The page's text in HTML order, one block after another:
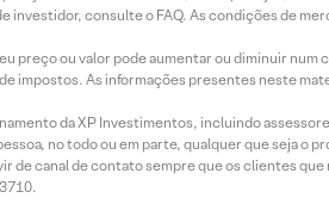
consulte o FAQ. As condições de
preço ou valor pode aumentar ou diminuir
impostos. As informações presentes neste
da XP Investimentos, incluindo
no todo ou em parte, qualquer que seja
de canal de contato sempre que os clientes